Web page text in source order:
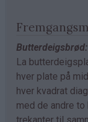
Butterdeigsbrød:
La
hver plate på
hver kvadrat
med de andre